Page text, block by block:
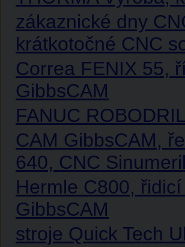
zákaznické dny
krátkotočné CNC
Correa FENIX 55,
GibbsCAM
FANUC
CAM GibbsCAM,
640, CNC
Hermle C800,
GibbsCAM
stroje Quick Tech